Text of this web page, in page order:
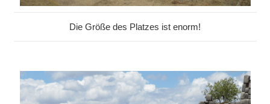
Die Größe des Platzes ist enorm!